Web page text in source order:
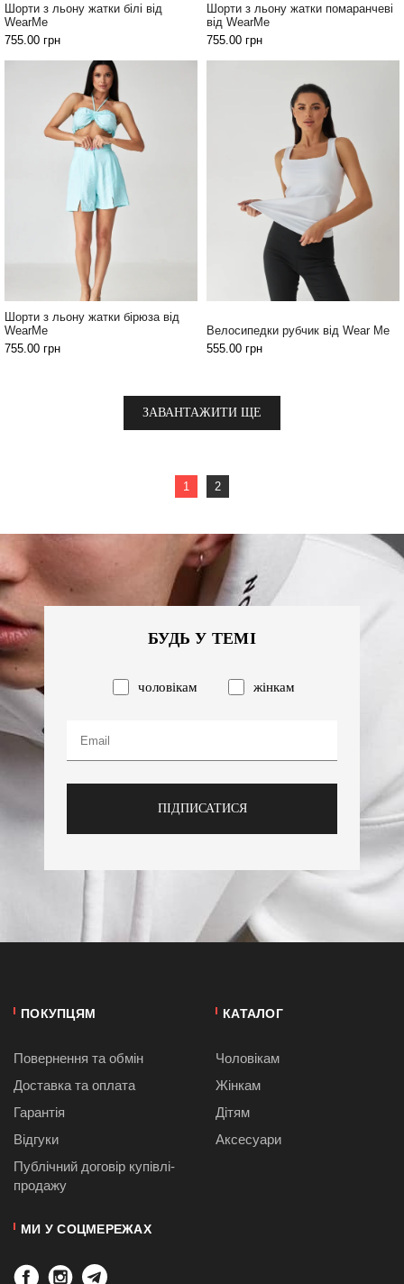
Шорти з льону жатки білі від
WearMe
755.00 грн
Шорти з льону жатки помаранчеві
від WearMe
755.00 грн
Шорти з льону жатки бірюза від
WearMe
755.00 грн
Велосипедки рубчик від Wear Me
555.00 грн
ЗАВАНТАЖИТИ ЩЕ
1 2
БУДЬ У ТЕМІ
чоловікам жінкам
ПІДПИСАТИСЯ
ПОКУПЦЯМ
Повернення та обмін
Доставка та оплата
Гарантія
Відгуки
Публiчний договiр купівлі-
продажу
КАТАЛОГ
Чоловікам
Жінкам
Дітям
Аксесуари
МИ У СОЦМЕРЕЖАХ